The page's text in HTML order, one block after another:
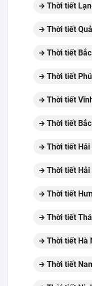
Thời tiết
Thời tiết
Thời tiết
Thời tiết
Thời tiết
Thời tiết
Thời tiết Hải
Thời tiết Hải
Thời tiết
Thời tiết
Thời tiết Hà
Thời tiết